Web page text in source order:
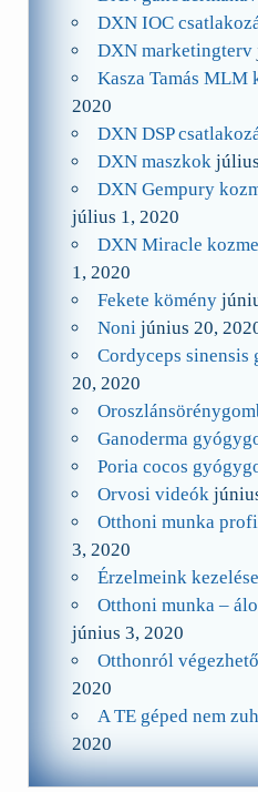
DXN IOC
DXN marketingterv
Kasza Tamás MLM
2020
DXN DSP
DXN maszkok
DXN Gempury
július 1, 2020
DXN Miracle
1, 2020
Fekete kömény
Noni június 20,
Cordyceps sinensis
20, 2020
Ganoderma
Poria cocos
Orvosi videók
Otthoni munka
3, 2020
Érzelmeink kezelése
Otthoni munka –
június 3, 2020
Otthonról
2020
A TE géped nem
2020